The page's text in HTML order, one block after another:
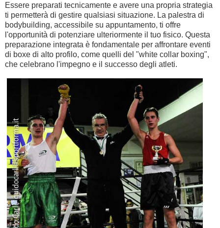
Essere preparati tecnicamente e avere una propria strategia
ti permetterà di gestire qualsiasi situazione. La palestra di
bodybuilding, accessibile su appuntamento, ti offre
l'opportunità di potenziare ulteriormente il tuo fisico. Questa
preparazione integrata è fondamentale per affrontare eventi
di boxe di alto profilo, come quelli del "white collar boxing",
che celebrano l'impegno e il successo degli atleti.